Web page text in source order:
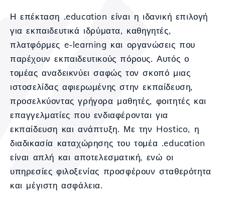
Η επέκταση .education είναι η ιδανική επιλογή
για εκπαιδευτικά ιδρύματα, καθηγητές,
πλατφόρμες e-learning και οργανώσεις που
παρέχουν εκπαιδευτικούς πόρους. Αυτός ο
τομέας αναδεικνύει σαφώς τον σκοπό μιας
ιστοσελίδας αφιερωμένης στην εκπαίδευση,
προσελκύοντας γρήγορα μαθητές, φοιτητές και
επαγγελματίες που ενδιαφέρονται για
εκπαίδευση και ανάπτυξη. Με την Hostico, η
διαδικασία καταχώρησης του τομέα .education
είναι απλή και αποτελεσματική, ενώ οι
υπηρεσίες φιλοξενίας προσφέρουν σταθερότητα
και μέγιστη ασφάλεια.